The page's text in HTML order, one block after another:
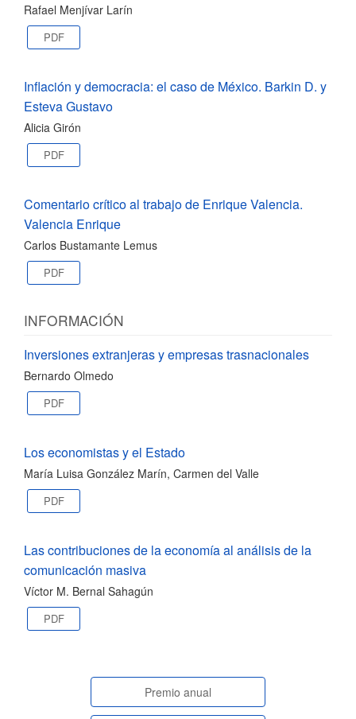
Rafael Menjívar Larín
PDF
Inflación y democracia: el caso de México. Barkin D. y
Esteva Gustavo
Alicia Girón
PDF
Comentario crítico al trabajo de Enrique Valencia.
Valencia Enrique
Carlos Bustamante Lemus
PDF
INFORMACIÓN
Inversiones extranjeras y empresas trasnacionales
Bernardo Olmedo
PDF
Los economistas y el Estado
María Luisa González Marín, Carmen del Valle
PDF
Las contribuciones de la economía al análisis de la
comunicación masiva
Víctor M. Bernal Sahagún
PDF
paginasespeciales
Premio anual